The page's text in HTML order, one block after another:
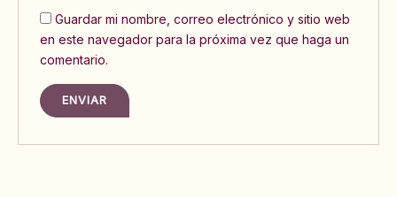
Guardar mi nombre, correo electrónico y sitio web
en este navegador para la próxima vez que haga un
comentario.